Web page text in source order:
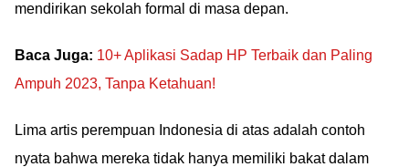
mendirikan sekolah formal di masa depan.
Baca Juga: 10+ Aplikasi Sadap HP Terbaik dan Paling
Ampuh 2023, Tanpa Ketahuan!
Lima artis perempuan Indonesia di atas adalah contoh
nyata bahwa mereka tidak hanya memiliki bakat dalam